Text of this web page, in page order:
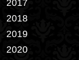
2017
2018
2019
2020